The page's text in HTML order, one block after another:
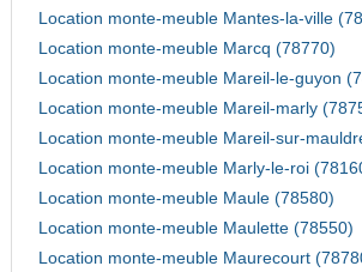
Location monte-meuble Mantes-la-ville
Location monte-meuble Marcq (78770)
Location monte-meuble Mareil-le-guyon
Location monte-meuble Mareil-marly
Location monte-meuble Mareil-sur-
Location monte-meuble Marly-le-roi
Location monte-meuble Maule (78580)
Location monte-meuble Maulette (78550)
Location monte-meuble Maurecourt